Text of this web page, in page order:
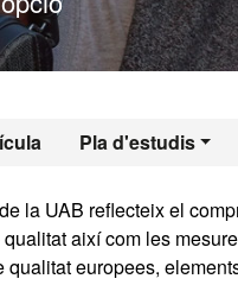
Pla d'estudis
la UAB reflecteix el
així com les
europees,